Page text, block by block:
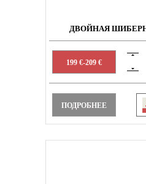
ДВОЙНАЯ
199 €-209 €
ПОДРОБНЕЕ